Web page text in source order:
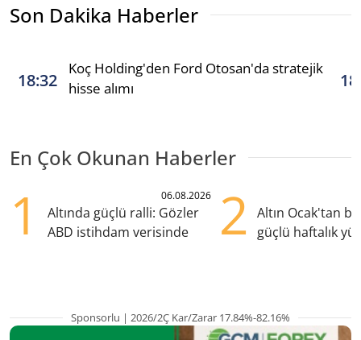
Son Dakika Haberler
18:32
Koç Holding'den Ford Otosan'da stratejik
hisse alımı
En Çok Okunan Haberler
1 06.08.2026
Altında güçlü ralli: Gözler
ABD istihdam verisinde
2
Altın Ocak'tan
güçlü haftalık
Sponsorlu | 2026/2Ç Kar/Zarar 17.84%-82.16%